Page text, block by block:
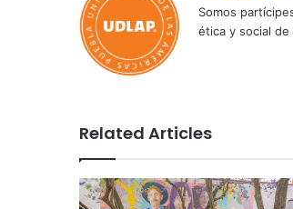
Somos
ética y social
Related Articles